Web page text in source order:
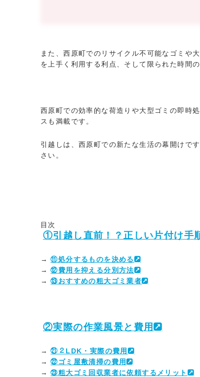
また、西原町でのリサイクル不可能なゴミや
を上手く利用する利点、そして限られた時間
西原町での効率的な荷造りや大型ゴミの即時
スも満載です。
引越しは、西原町での新たな生活の幕開けで
さい。
目次
①引越し直前！？正しい片付け手
→ ⑪処分するものを決める
→ ⑫費用を抑える分別方法
→ ⑬おすすめの粗大ゴミ業者
②実際の作業風景と費用
→ ㉑２LDK・実際の費用
→ ㉒ゴミ屋敷清掃の費用
→ ㉓粗大ゴミ回収業者に依頼するメリット